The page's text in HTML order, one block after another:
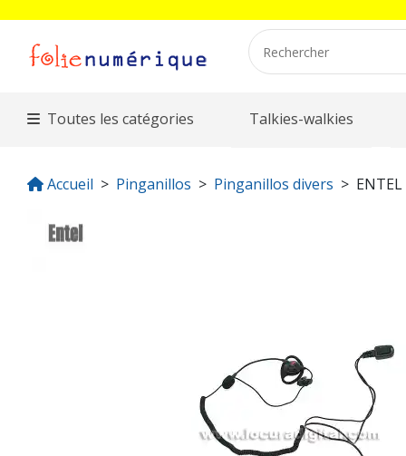
Toutes les catégories Talkies-walkies
Accueil Pinganillos Pinganillos divers